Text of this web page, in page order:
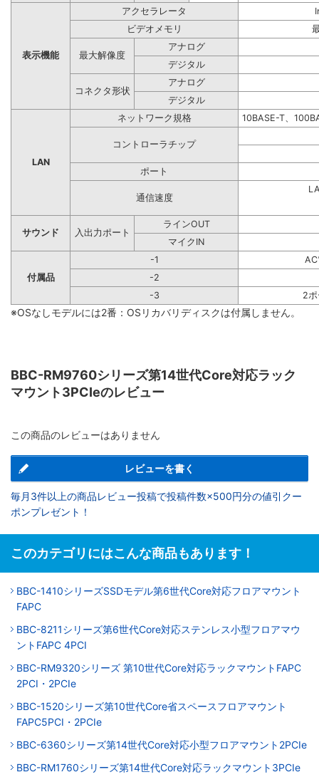
表示機能
アクセラレータ
ビデオメモリ
最大解像度
アナログ
デジタル
コネクタ形状
アナログ
デジタル
LAN
ネットワーク規格 10BASE-T、
コントローラチップ
ポート
通信速度
サウンド 入出力ポート
ラインOUT
マイクIN
付属品
-1
-2
-3
2
※OSなしモデルには2番：OSリカバリディスクは付属しません。
BBC-RM9760シリーズ第14世代Core対応ラック
マウント3PCIeのレビュー
この商品のレビューはありません
レビューを書く
毎月3件以上の商品レビュー投稿で投稿件数×500円分の値引クー
ポンプレゼント！
このカテゴリにはこんな商品もあります！
BBC-1410シリーズSSDモデル第6世代Core対応フロアマウント
FAPC
BBC-8211シリーズ第6世代Core対応ステンレス小型フロアマウ
ントFAPC 4PCI
BBC-RM9320シリーズ 第10世代Core対応ラックマウントFAPC
2PCI・2PCIe
BBC-1520シリーズ第10世代Core省スペースフロアマウント
FAPC5PCI・2PCIe
BBC-6360シリーズ第14世代Core対応小型フロアマウント2PCIe
BBC-RM1760シリーズ第14世代Core対応ラックマウント3PCIe